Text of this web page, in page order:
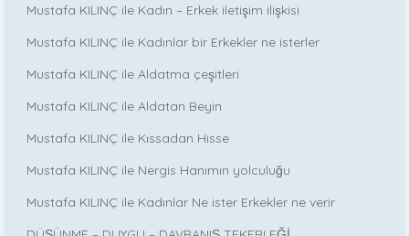
Mustafa KILINÇ ile Kadın – Erkek iletişim ilişkisi
Mustafa KILINÇ ile Kadınlar bir Erkekler ne isterler
Mustafa KILINÇ ile Aldatma çeşitleri
Mustafa KILINÇ ile Aldatan Beyin
Mustafa KILINÇ ile Kıssadan Hisse
Mustafa KILINÇ ile Nergis Hanımın yolculuğu
Mustafa KILINÇ ile Kadınlar Ne ister Erkekler ne verir